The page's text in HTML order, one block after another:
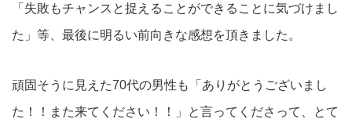
「失敗もチャンスと捉えることができることに気づけまし
た」等、最後に明るい前向きな感想を頂きました。
頑固そうに見えた70代の男性も「ありがとうございまし
た！！また来てください！！」と言ってくださって、とて